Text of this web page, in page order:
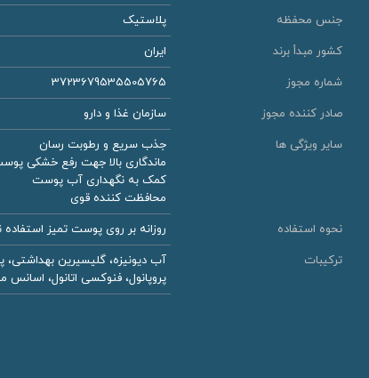
جنس محفظه
پلاستیک
کشور مبدأ برند
ایران
شماره مجوز
3723679535505765
صادر کننده مجوز
سازمان غذا و دارو
سایر ویژگی ها
جذب سریع و رطوبت رسان
ماندگاری بالا جهت رفع خشکی
کمک به نگهداری آب پوست
محافظت کننده قوی
نحوه استفاده
روزانه بر روی پوست تمیز استفاده
ترکیبات
پروپانول، فنوکسی اتانول، اسانس